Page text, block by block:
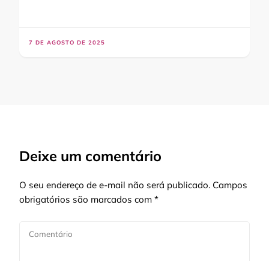
7 DE AGOSTO DE 2025
Deixe um comentário
O seu endereço de e-mail não será publicado. Campos
obrigatórios são marcados com *